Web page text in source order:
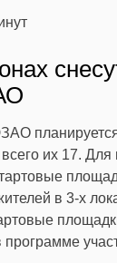
их 17. Для
в 3-х